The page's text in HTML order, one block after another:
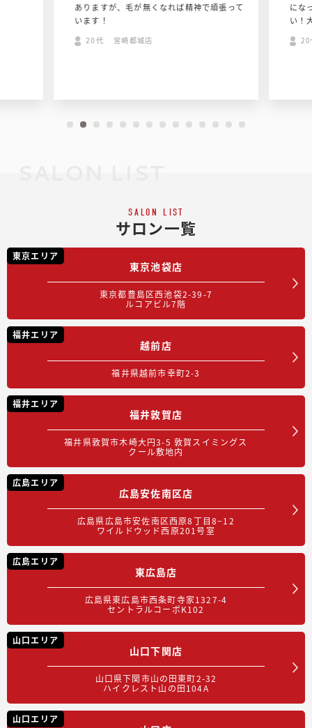
ありますが、毛が無くなれば精神で頑張って
います！
20代 宮崎都城店
にな
い！
SALON LIST
サロン一覧
東京エリア
東京池袋店
東京都豊島区西池袋2-39-7
ルコアビル7階
福井エリア
越前店
福井県越前市幸町2-3
福井エリア
福井敦賀店
福井県敦賀市木崎大円3-5 敦賀スイミングス
クール敷地内
広島エリア
広島安佐南区店
広島県広島市安佐南区西原8丁目8−12
ワイルドウッド西原201号室
広島エリア
東広島店
広島県東広島市西条町寺家1327-4
セントラルコーポK102
山口エリア
山口下関店
山口県下関市山の田東町2-32
ハイクレスト山の田104A
山口エリア